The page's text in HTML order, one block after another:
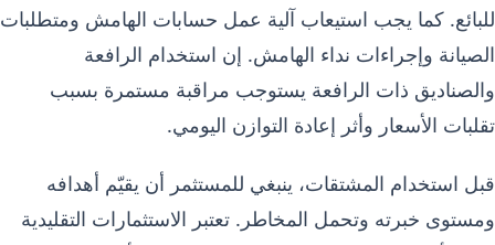
للبائع. كما يجب استيعاب آلية عمل حسابات الهامش ومتطلبات
الصيانة وإجراءات نداء الهامش. إن استخدام الرافعة
والصناديق ذات الرافعة يستوجب مراقبة مستمرة بسبب
تقلبات الأسعار وأثر إعادة التوازن اليومي.
قبل استخدام المشتقات، ينبغي للمستثمر أن يقيّم أهدافه
ومستوى خبرته وتحمل المخاطر. تعتبر الاستثمارات التقليدية